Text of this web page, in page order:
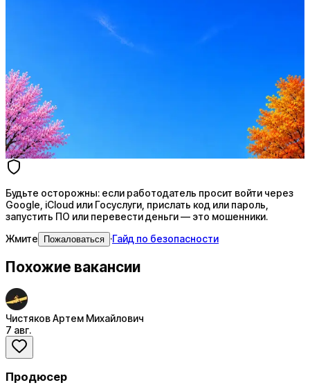
Стратегия поиска с AI: рынки, позиции, вилка, каналы
Будьте осторожны: если работодатель просит войти через
Google, iCloud или Госуслуги, прислать код или пароль,
запустить ПО или перевести деньги — это мошенники.
Жмите
Пожаловаться ·Гайд по безопасности
Похожие вакансии
Чистяков Артем Михайлович
7 авг.
Продюсер